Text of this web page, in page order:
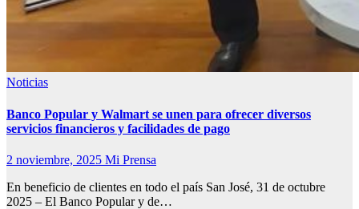
Noticias
Banco Popular y Walmart se unen para ofrecer diversos
servicios financieros y facilidades de pago
2 noviembre, 2025 Mi Prensa
En beneficio de clientes en todo el país San José, 31 de octubre
2025 – El Banco Popular y de…